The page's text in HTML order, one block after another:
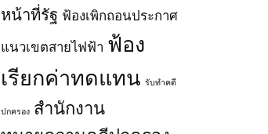
หน้าที่รัฐ ฟ้องเพิกถอนประกาศ
แนวเขตสายไฟฟ้า ฟ้อง
เรียกค่าทดแทน รับทำคดี
ปกครอง สำนักงาน